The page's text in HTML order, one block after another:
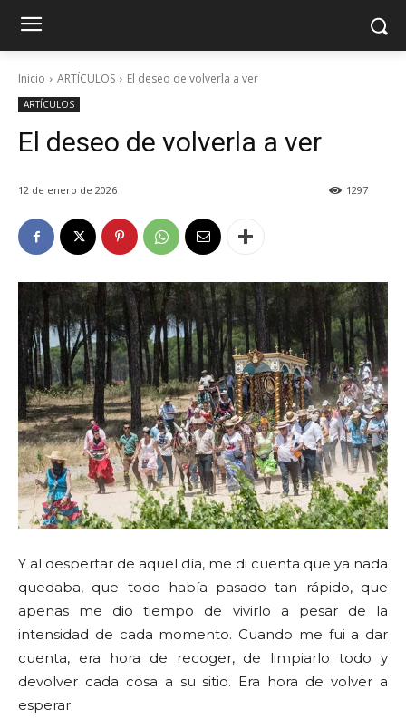
Inicio ARTÍCULOS El deseo de volverla a ver
ARTÍCULOS
El deseo de volverla a ver
12 de enero de 2026 1297
Y al despertar de aquel día, me di cuenta que ya nada
quedaba, que todo había pasado tan rápido, que
apenas me dio tiempo de vivirlo a pesar de la
intensidad de cada momento. Cuando me fui a dar
cuenta, era hora de recoger, de limpiarlo todo y
devolver cada cosa a su sitio. Era hora de volver a
esperar.